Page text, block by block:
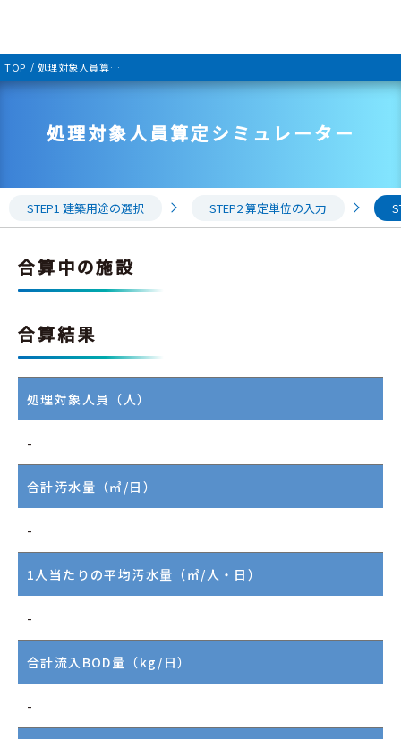
TOP 処理対象人員算定シミュレーター
処理対象人員算定シミュレーター
STEP1 建築用途の選択 STEP2 算定単位の入力
合算中の施設
合算結果
処理対象人員（人）
-
合計汚水量（㎥/日）
-
1人当たりの平均汚水量（㎥/人・日）
-
合計流入BOD量（kg/日）
-